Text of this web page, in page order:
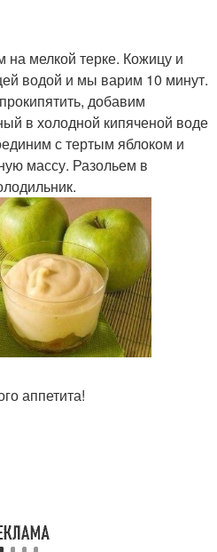
мелкой терке. Кожицу и
водой и мы варим 10 минут.
добавим
в холодной кипяченой воде
с тертым яблоком и
массу. Разольем в
аппетита!